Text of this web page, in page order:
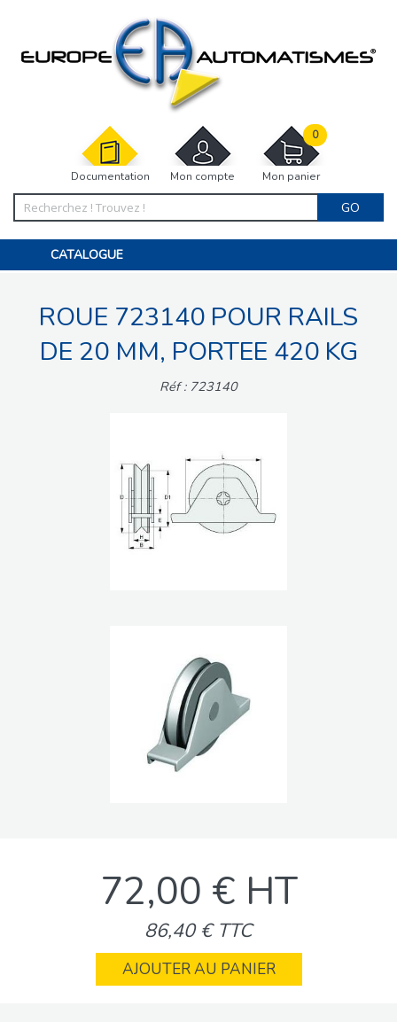
Documentation Mon compte Mon panier
0
GO
CATALOGUE
MOTORISATIONS
ACCESSOIRES ET ELECTRONIQUES
INTERPHONES VISIOPHONES
ROUE 723140 POUR RAILS
DE 20 MM, PORTEE 420 KG
Réf : 723140
72,00 € HT
86,40 € TTC
AJOUTER AU PANIER